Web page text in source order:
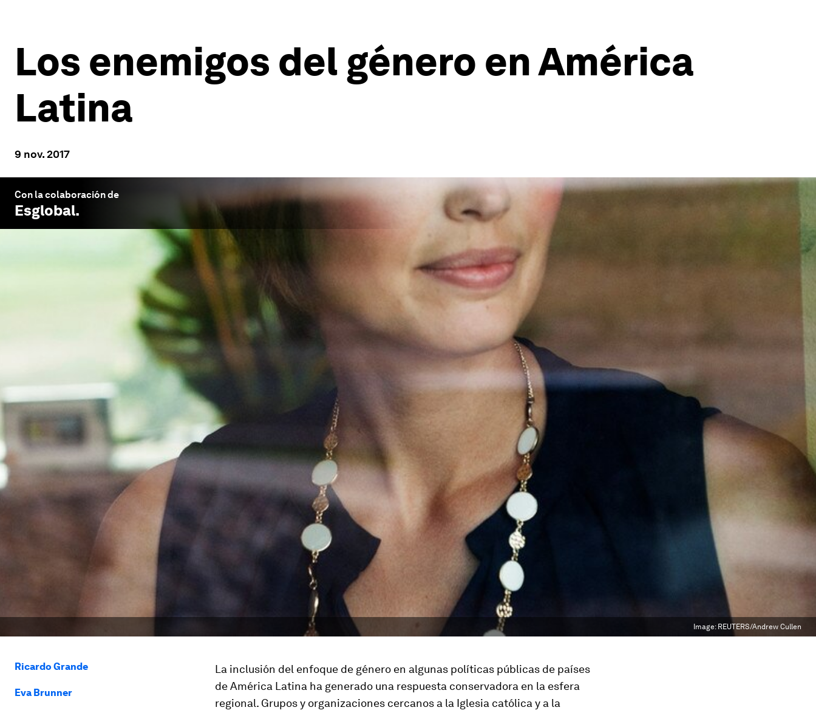
Los enemigos del género en América
Latina
9 nov. 2017
Con la colaboración de
Esglobal.
Image: REUTERS/Andrew Cullen
Ricardo Grande
Eva Brunner
La inclusión del enfoque de género en algunas políticas públicas de países
de América Latina ha generado una respuesta conservadora en la esfera
regional. Grupos y organizaciones cercanos a la Iglesia católica y a la